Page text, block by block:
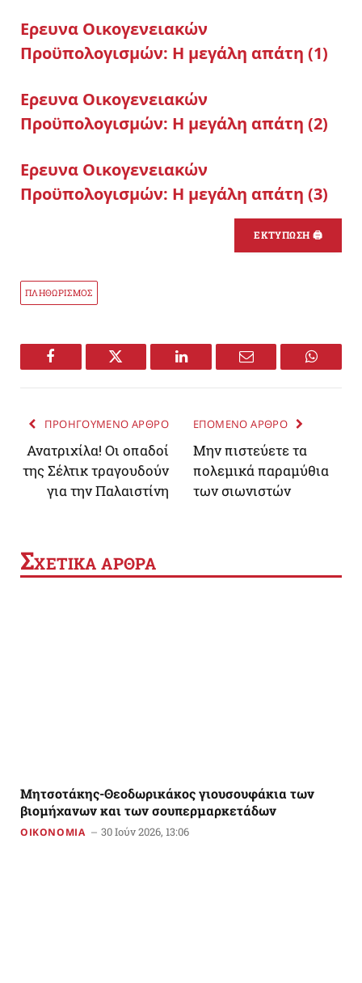
Ερευνα Οικογενειακών
Προϋπολογισμών: Η μεγάλη απάτη (1)
Ερευνα Οικογενειακών
Προϋπολογισμών: Η μεγάλη απάτη (2)
Ερευνα Οικογενειακών
Προϋπολογισμών: Η μεγάλη απάτη (3)
ΕΚΤΥΠΩΣΗ 🖨
ΠΛΗΘΩΡΙΣΜΟΣ
Facebook Twitter LinkedIn Email
ΠΡΟΗΓΟΥΜΕΝΟ ΑΡΘΡΟ
Ανατριχίλα! Οι οπαδοί
της Σέλτικ τραγουδούν
για την Παλαιστίνη
ΕΠΟΜΕΝΟ ΑΡΘΡΟ
Mην πιστεύετε τα
πολεμικά παραμύθια
των σιωνιστών
ΣΧΕΤΙΚΑ ΑΡΘΡΑ
Mητσοτάκης-Θεοδωρικάκος γιουσουφάκια των
βιομήχανων και των σουπερμαρκετάδων
ΟΙΚΟΝΟΜΙΑ 30 Ιούν 2026, 13:06